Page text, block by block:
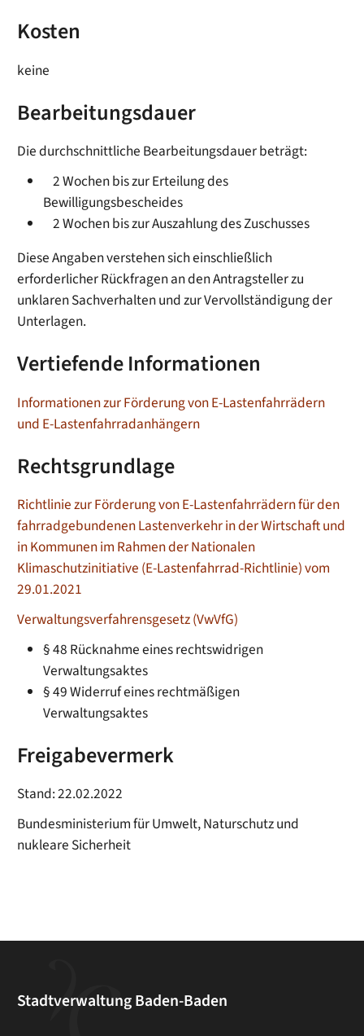
Kosten
keine
Bearbeitungsdauer
Die durchschnittliche Bearbeitungsdauer beträgt:
­ 2 Wochen bis zur Erteilung des
Bewilligungsbescheides
­ 2 Wochen bis zur Auszahlung des Zuschusses
Diese Angaben verstehen sich einschließlich
erforderlicher Rückfragen an den Antragsteller zu
unklaren Sachverhalten und zur Vervollständigung der
Unterlagen.
Vertiefende Informationen
Informationen zur Förderung von E-Lastenfahrrädern
und E-Lastenfahrradanhängern
Rechtsgrundlage
Richtlinie zur Förderung von E-Lastenfahrrädern für den
fahrradgebundenen Lastenverkehr in der Wirtschaft und
in Kommunen im Rahmen der Nationalen
Klimaschutzinitiative (E-Lastenfahrrad-Richtlinie) vom
29.01.2021
Verwaltungsverfahrensgesetz (VwVfG)
§ 48 Rücknahme eines rechtswidrigen
Verwaltungsaktes
§ 49 Widerruf eines rechtmäßigen
Verwaltungsaktes
Freigabevermerk
Stand: 22.02.2022
Bundesministerium für Umwelt, Naturschutz und
nukleare Sicherheit
Stadtverwaltung Baden-Baden